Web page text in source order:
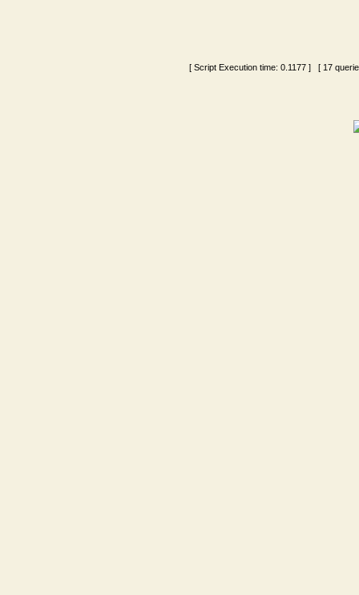
[ Script Execution time: 0.1177] [ 17